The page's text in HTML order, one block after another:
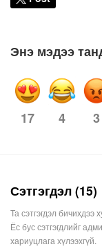
Энэ мэдээ
17 4 3
Сэтгэгдэл (15)
Та сэтгэгдэл
Ёс бус сэтгэгдлийг
хариуцлага хүлээхгүй.